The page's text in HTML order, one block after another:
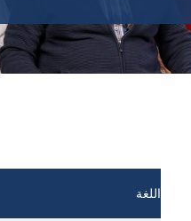
اللغة